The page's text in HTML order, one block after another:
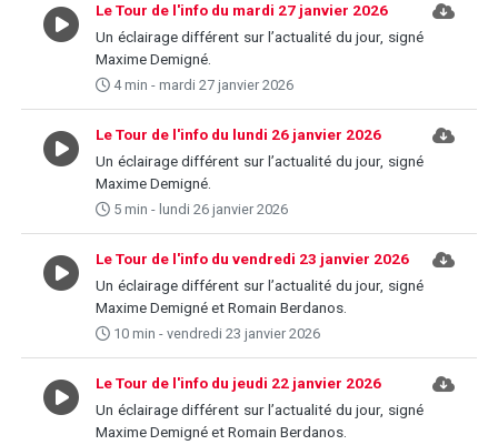
Le Tour de l'info du mardi 27 janvier 2026
Un éclairage différent sur l’actualité du jour, signé
Maxime Demigné.
4 min - mardi 27 janvier 2026
Le Tour de l'info du lundi 26 janvier 2026
Un éclairage différent sur l’actualité du jour, signé
Maxime Demigné.
5 min - lundi 26 janvier 2026
Le Tour de l'info du vendredi 23 janvier 2026
Un éclairage différent sur l’actualité du jour, signé
Maxime Demigné et Romain Berdanos.
10 min - vendredi 23 janvier 2026
Le Tour de l'info du jeudi 22 janvier 2026
Un éclairage différent sur l’actualité du jour, signé
Maxime Demigné et Romain Berdanos.